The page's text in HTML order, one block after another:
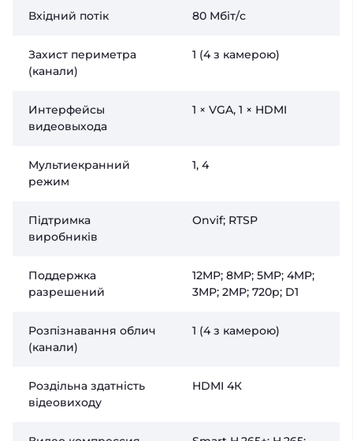
Вхідний потік 80 Мбіт/с
Захист периметра
(канали)
1 (4 з камерою)
Интерфейсы
видеовыхода
1 × VGA, 1 × HDMI
Мультиекранний
режим
1, 4
Підтримка
виробників
Onvif; RTSP
Поддержка
разрешений
12MP; 8MP; 5MP; 4MP;
3MP; 2MP; 720p; D1
Розпізнавання облич
(канали)
1 (4 з камерою)
Роздільна здатність
відеовиходу
HDMI 4К